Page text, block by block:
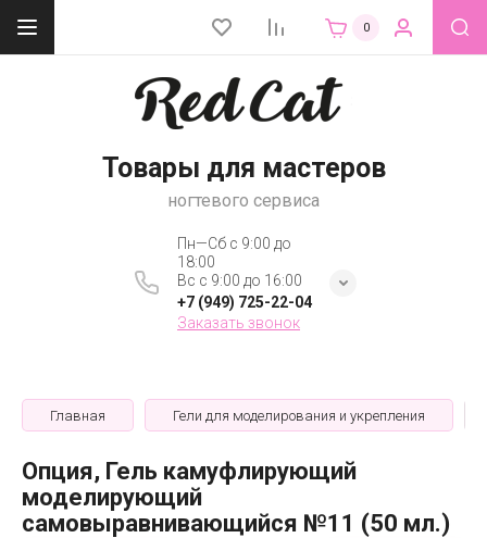
0
Товары для мастеров
ногтевого сервиса
Пн—Сб с 9:00 до
18:00
Вс с 9:00 до 16:00
+7 (949) 725-22-04
Заказать звонок
Главная Гели для моделирования и укрепления
Опция, Гель камуфлирующий
моделирующий
самовыравнивающийся №11 (50 мл.)